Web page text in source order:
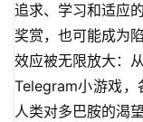
追求、学习和适应
奖赏，也可能成为
效应被无限放大：
Telegram小游戏，
人类对多巴胺的渴